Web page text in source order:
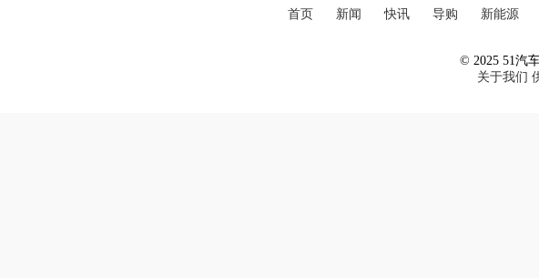
首页 新闻 快讯 导购 新能源
© 2025 51汽
关于我们